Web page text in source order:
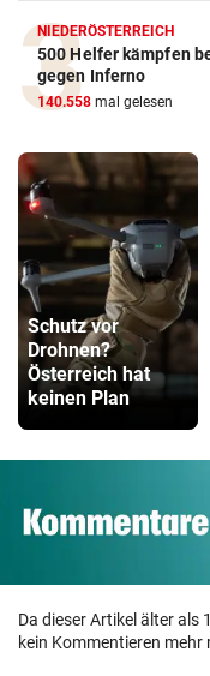
NIEDERÖSTERREICH
500 Helfer kämpfen
gegen Inferno
140.558 mal gelesen
Schutz vor
Drohnen?
Österreich hat
keinen Plan
Da dieser Artikel älter als
kein Kommentieren mehr